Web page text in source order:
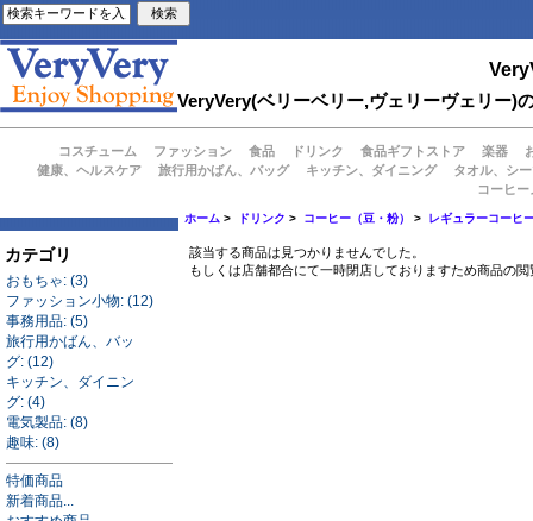
VeryVery(ベリーベリー,ヴェリーヴェリー)
コスチューム ファッション 食品 ドリンク 食品ギフトストア 楽器
健康、ヘルスケア
旅行用かばん、バッグ キッチン、ダイニング
タオル、シ
コーヒ
カテゴリ
おもちゃ: (3)
ファッション小物: (12)
事務用品: (5)
旅行用かばん、バッ
グ: (12)
キッチン、ダイニン
グ: (4)
電気製品: (8)
趣味: (8)
特価商品
新着商品...
ホーム > ドリンク > コーヒー（豆・粉） > レギュラーコーヒ
該当する商品は見つかりませんでした。
もしくは店舗都合にて一時閉店しておりますため商品の